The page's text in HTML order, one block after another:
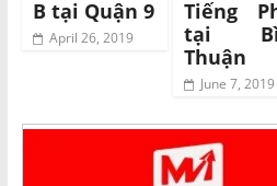
B tại Quận 9
April 26, 2019
Tiếng
tại
Thuận
June 7, 2019